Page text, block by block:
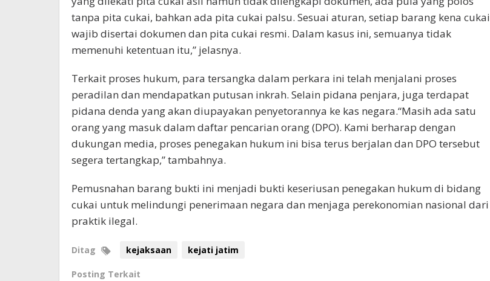
tanpa pita cukai, bahkan ada pita cukai palsu. Sesuai aturan, setiap barang kena cukai
wajib disertai dokumen dan pita cukai resmi. Dalam kasus ini, semuanya tidak
memenuhi ketentuan itu,” jelasnya.
Terkait proses hukum, para tersangka dalam perkara ini telah menjalani proses
peradilan dan mendapatkan putusan inkrah. Selain pidana penjara, juga terdapat
pidana denda yang akan diupayakan penyetorannya ke kas negara.“Masih ada satu
orang yang masuk dalam daftar pencarian orang (DPO). Kami berharap dengan
dukungan media, proses penegakan hukum ini bisa terus berjalan dan DPO tersebut
segera tertangkap,” tambahnya.
Pemusnahan barang bukti ini menjadi bukti keseriusan penegakan hukum di bidang
cukai untuk melindungi penerimaan negara dan menjaga perekonomian nasional dari
praktik ilegal.
Ditag kejaksaan kejati jatim
Posting Terkait